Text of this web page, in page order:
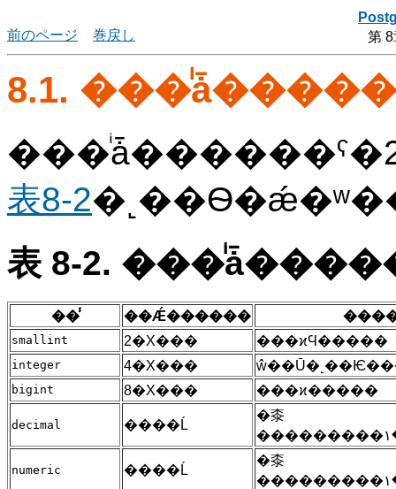
前のページ
巻戻し 第
8.1. ���ͥǡ�����
表8-2
表 8-2.
��̾ ��Ǽ������
smallint 2�Х��� ���ϰϤ�����
integer 4�Х���
bigint 8�Х��� ���ϰ�����
decimal ����Ĺ
�桼
numeric ����Ĺ
�桼